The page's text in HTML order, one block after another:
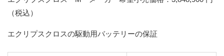
（税込）
エクリプスクロスの駆動用バッテリーの保証